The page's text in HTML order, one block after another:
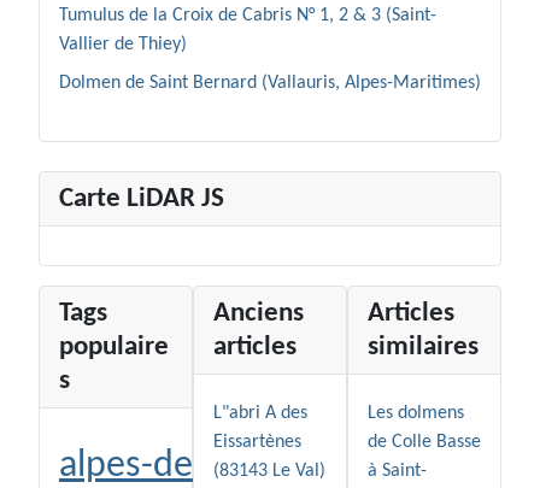
Tumulus de la Croix de Cabris N° 1, 2 & 3 (Saint-
Vallier de Thiey)
Dolmen de Saint Bernard (Vallauris, Alpes-Maritimes)
Carte LiDAR JS
Tags
populaire
s
alpes-de-
Anciens
articles
L"abri A des
Eissartènes
(83143 Le Val)
Articles
similaires
Les dolmens
de Colle Basse
à Saint-